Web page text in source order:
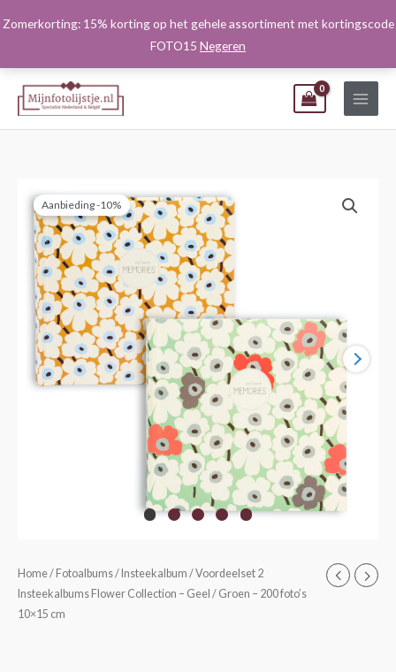
Zomerkorting: 15% korting op het gehele assortiment met kortingscode
FOTO15 Negeren
naar
Aanbieding -10%
Home/ Fotoalbums/ Insteekalbum / Voordeelset 2
Insteekalbums Flower Collection – Geel / Groen – 200 foto’s
10×15 cm
Oorspronkelijke
Huidige